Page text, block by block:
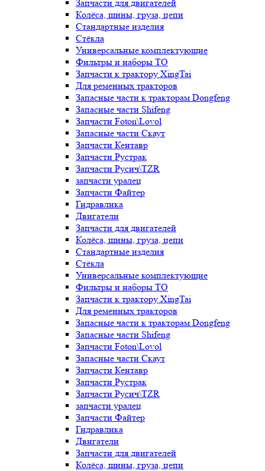
Запчасти для двигателей
Колёса, шины, груза, цепи
Стандартные изделия
Стёкла
Универсальные комплектующие
Фильтры и наборы ТО
Запчасти к трактору XingTai
Для ременных тракторов
Запасные части к тракторам Dongfeng
Запасные части Shifeng
Запчасти Foton\Lovol
Запасные части Скаут
Запчасти Кентавр
Запчасти Рустрак
Запчасти Русич\TZR
запчасти уралец
Запчасти Файтер
Гидравлика
Двигатели
Запчасти для двигателей
Колёса, шины, груза, цепи
Стандартные изделия
Стёкла
Универсальные комплектующие
Фильтры и наборы ТО
Запчасти к трактору XingTai
Для ременных тракторов
Запасные части к тракторам Dongfeng
Запасные части Shifeng
Запчасти Foton\Lovol
Запасные части Скаут
Запчасти Кентавр
Запчасти Рустрак
Запчасти Русич\TZR
запчасти уралец
Запчасти Файтер
Гидравлика
Двигатели
Запчасти для двигателей
Колёса, шины, груза, цепи